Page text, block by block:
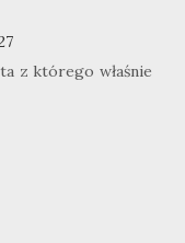
z którego właśnie